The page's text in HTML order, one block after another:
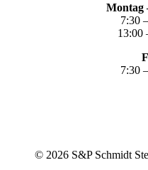
Montag
7:30
13:00
7:30
© 2026S&P Schmidt